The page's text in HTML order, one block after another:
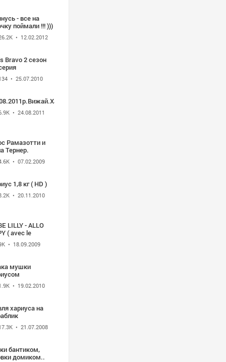
- все на
поймали !!! )))
• 12.02.2012
Bravo 2 сезон
• 25.07.2010
• 24.08.2011
Рамазотти и
Тернер.
• 07.02.2009
1,8 кг ( HD )
• 20.11.2010
LILLY - ALLO
( avec le
• 18.09.2009
мушки
• 19.02.2010
хариуса на
• 21.07.2008
бантиком,
домиком..